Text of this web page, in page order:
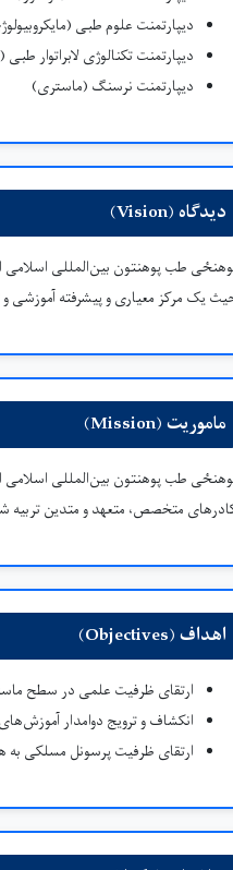
دیپارتمنت علوم طبی
دیپارتمنت تکنالوژی لابراتوار
دیپارتمنت نرسنگ (ماستری)
دیدگاه (Vision)
طب پوهنتون بین‌المللی
یک مرکز معیاری و پیشرفته آموزشی
ماموریت (Mission)
طب پوهنتون بین‌المللی
متخصص، متعهد و متدین تربیه
اهداف (Objectives)
ارتقای ظرفیت علمی در سطح
انکشاف و ترویج دوامدار
ارتقای ظرفیت پرسونل مسلکی